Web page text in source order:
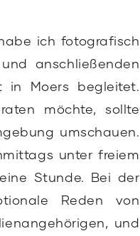
ich fotografisch
anschließenden
in Moers begleitet.
möchte, sollte
umschauen.
unter freiem
Stunde. Bei der
Reden von
und